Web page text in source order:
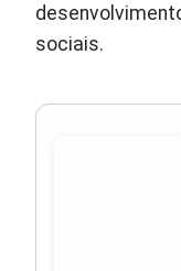
sociais.